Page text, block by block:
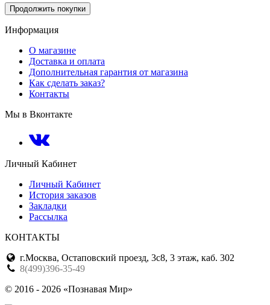
Продолжить покупки
Информация
О магазине
Доставка и оплата
Дополнительная гарантия от магазина
Как сделать заказ?
Контакты
Мы в Вконтакте
Личный Кабинет
Личный Кабинет
История заказов
Закладки
Рассылка
КОНТАКТЫ
г.Москва, Остаповский проезд, 3с8, 3 этаж, каб. 302
8(499)396-35-49
© 2016 - 2026 «Познавая Мир»